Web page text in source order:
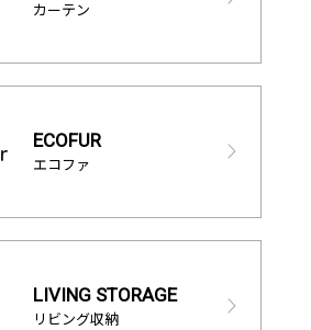
カーテン
ECOFUR
エコファ
LIVING STORAGE
リビング収納